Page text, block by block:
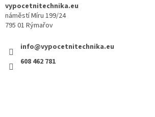
vypocetnitechnika.eu
náměstí Míru 199/24
795 01 Rýmařov
info@vypocetnitechnika.eu
608 462 781